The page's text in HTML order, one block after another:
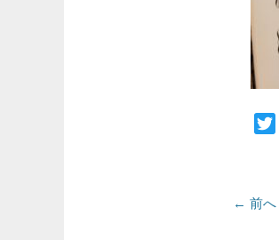
投
← 前へ